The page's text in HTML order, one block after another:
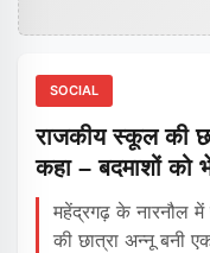
SOCIAL
राजकीय स्कूल की
कहा – बदमाशों को
महेंद्रगढ़ के नारनौल में
की छात्रा अन्नू बनी